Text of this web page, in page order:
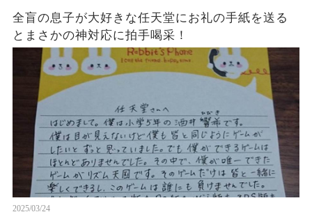
全盲の息子が大好きな任天堂にお礼の手紙を送る
とまさかの神対応に拍手喝采！
2025/03/24